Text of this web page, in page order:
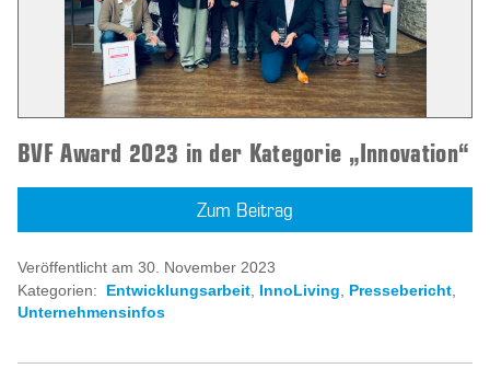
BVF Award 2023 in der Kategorie „Innovation“
Zum Beitrag
Veröffentlicht am 30. November 2023
Kategorien:
Entwicklungsarbeit, InnoLiving Pressebericht,
Unternehmensinfos